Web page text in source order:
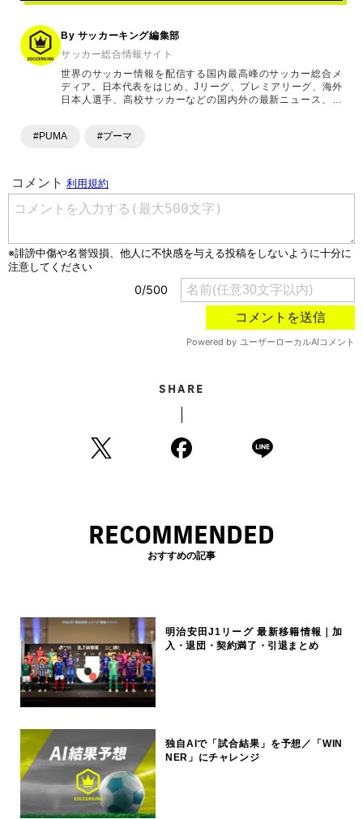
By サッカーキング編集部
サッカー総合情報サイト
世界のサッカー情報を配信する国内最高峰のサッカー総合メ
ディア。日本代表をはじめ、Jリーグ、プレミアリーグ、海外
日本人選手、高校サッカーなどの国内外の最新ニュース、コ
ます。「X」「Instagram」「YouTube」「TikTok」など、
#PUMA #プーマ
SHARE
RECOMMENDED
おすすめの記事
明治安田J1リーグ 最新移籍情報｜加
入・退団・契約満了・引退まとめ
独自AIで「試合結果」を予想／「WIN
NER」にチャレンジ